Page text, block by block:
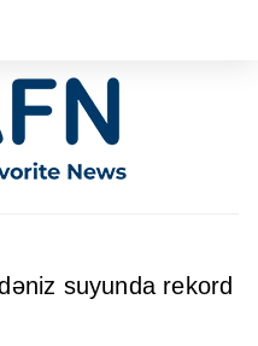
suyunda rekord